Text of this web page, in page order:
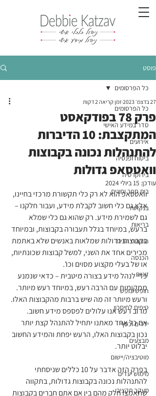
פוסט
כל הפרסומים
סדר במידע האישי
אירועים
ביטוח ופנסיה
בירוקרטיה
בית ספר וחוגים
בנקאות
בריאות
הוצאות הבית
הכנסה
זוגיות
חופש ונופש
טיפים לחיסכון
ילדים וכסף
מבצעים
מוטיבציה/יישום
מימוש יעדים
מעקב תקציבי
כל הפרסומים
פרק 78 בפודקאסט
המתקצבת: 10 הדיברות
להתנהלות נכונה בקבוצות
וואטסאפ גדולות
27 בדצמ׳ 2023 זמן קריאה 2 דקות
עודכן: 15 ביולי 2024
וואטסאפ הוא לא רק כלי תקשורת מרכזי בחיינו,
אלא גם כלי חשוב לקבלת מידע, ועבור חלקנו –
גם לשמירת מידע. רק שהוא גם כלי שמלא
ברעש, במיוחד בגלל תעבורה בקבוצות, ובמיוחד
בקבוצות גדולות שמלאות באנשים שלא באתמת
מכירים אחד את השני, למשל קבוצות שכונתיות,
או של בעלי מקצוע מסוים וכו'.
כדי לנהל מידע בצורה מיטבית – כדאי שנמנע
ממקומות עם הרבה רעש, במיוחד רעש מיותר.
ורעש מיותר זה מה שיש ברבות מהקבוצות האלו.
מרוב רעש אנו עלולים לפספס מידע חשוב.
אם כל אחד מאתנו יתחיל להתנהל קצת יותר
נכון בקבוצות האלו, הרעש יפחת והמידע החשוב
יבלוט יותר.
בפרק הזה אדבר על 10 כללים שניסחתי
להתנהלות נכונה בקבוצות גדולות, בתקווה
שתאמצו חלק מהם בין אם אתם חברים בקבוצות